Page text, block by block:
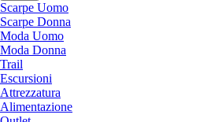
Scarpe Uomo
Scarpe Donna
Moda Uomo
Moda Donna
Trail
Escursioni
Attrezzatura
Alimentazione